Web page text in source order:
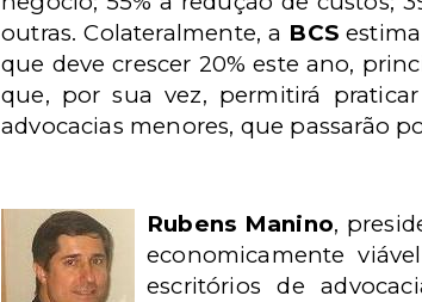
outras. Colateralmente, a BCSestima
que deve crescer 20% este ano,
que, por sua vez, permitirá
advocacias menores, que passarão
Rubens Manino,
economicamente
escritórios de